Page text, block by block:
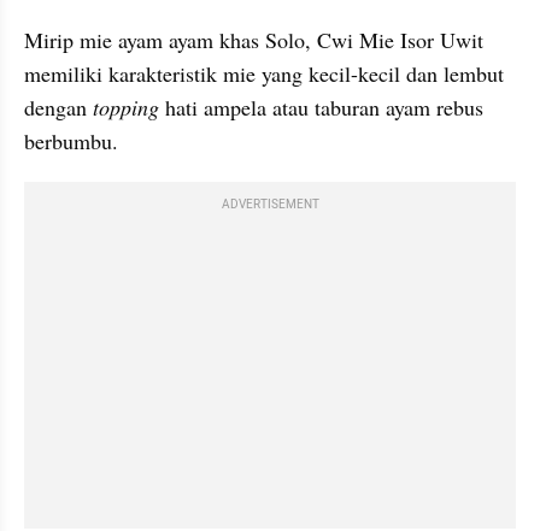
Mirip mie ayam ayam khas Solo, Cwi Mie Isor Uwit
memiliki karakteristik mie yang kecil-kecil dan lembut
dengan topping hati ampela atau taburan ayam rebus
berbumbu.
ADVERTISEMENT